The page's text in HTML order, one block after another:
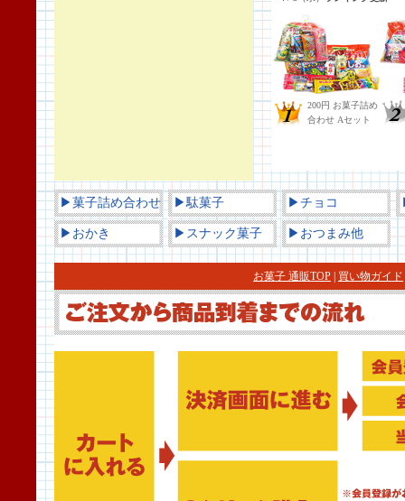
▶菓子詰め合わせ ▶駄菓子 ▶チョコ
▶おかき ▶スナック菓子 ▶おつまみ他
お菓子 通販TOP 買い物ガイド